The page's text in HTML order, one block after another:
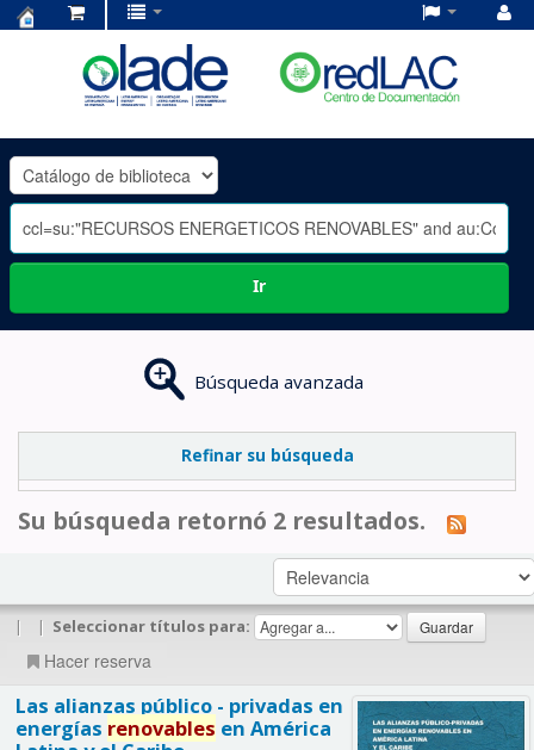
OLADE
-
Ir
Búsqueda avanzada
Refinar su búsqueda
Su búsqueda retornó 2 resultados.
| | Seleccionar títulos para:
Hacer reserva
Las alianzas público - privadas en
energías renovables en América